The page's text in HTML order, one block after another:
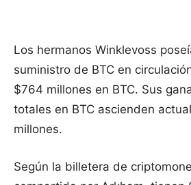
Los hermanos Winklevoss
suministro de BTC en
$764 millones en BTC. Sus
totales en BTC ascienden
millones.
Según la billetera de